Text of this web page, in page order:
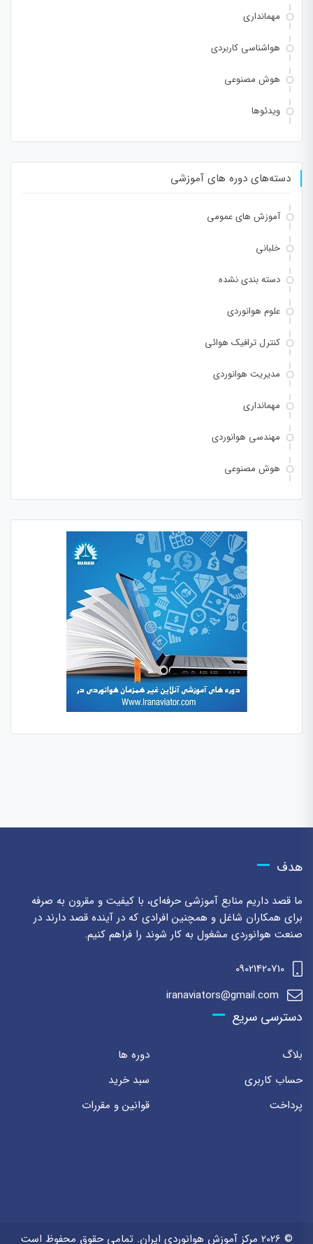
مهمانداری
هواشناسی کاربردی
هوش مصنوعی
ویدئوها
دسته‌های دوره های آموزشی
آموزش های عمومی
خلبانی
دسته بندی نشده
علوم هوانوردی
کنترل ترافیک هوائی
مدیریت هوانوردی
مهمانداری
مهندسی هوانوردی
هوش مصنوعی
هدف
ما قصد داریم منابع آموزشی حرفه‌ای، با کیفیت و مقرون به صرفه
برای همکاران شاغل و همچنین افرادی که در آینده قصد دارند در
صنعت هوانوردی مشغول به کار شوند را فراهم کنیم.
09021420710
iranaviators@gmail.com
دسترسی سریع
بلاگ
دوره ها
حساب کاربری
سبد خرید
پرداخت
قوانین و مقررات
© 2026 مرکز آموزش هوانوردی ایران. تمامی حقوق محفوظ است